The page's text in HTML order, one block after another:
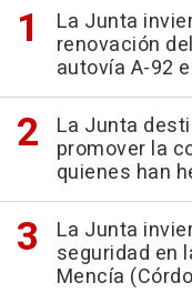
La Junta
renovación
autovía A-92
La Junta
promover la
quienes han
La Junta
seguridad en
Mencía